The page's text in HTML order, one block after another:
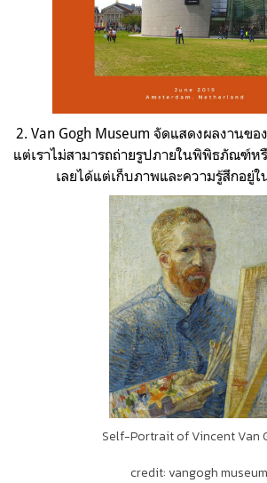
2. Van Gogh Museum จัดแสดงผลงานขอ
แต่เราไม่สามารถถ่ายรูปภายในพิพิธภัณฑ์ห
เลยได้แต่เก็บภาพและความรู้สึกอยู่
Self-Portrait of Vincent Van
credit: vangogh museum